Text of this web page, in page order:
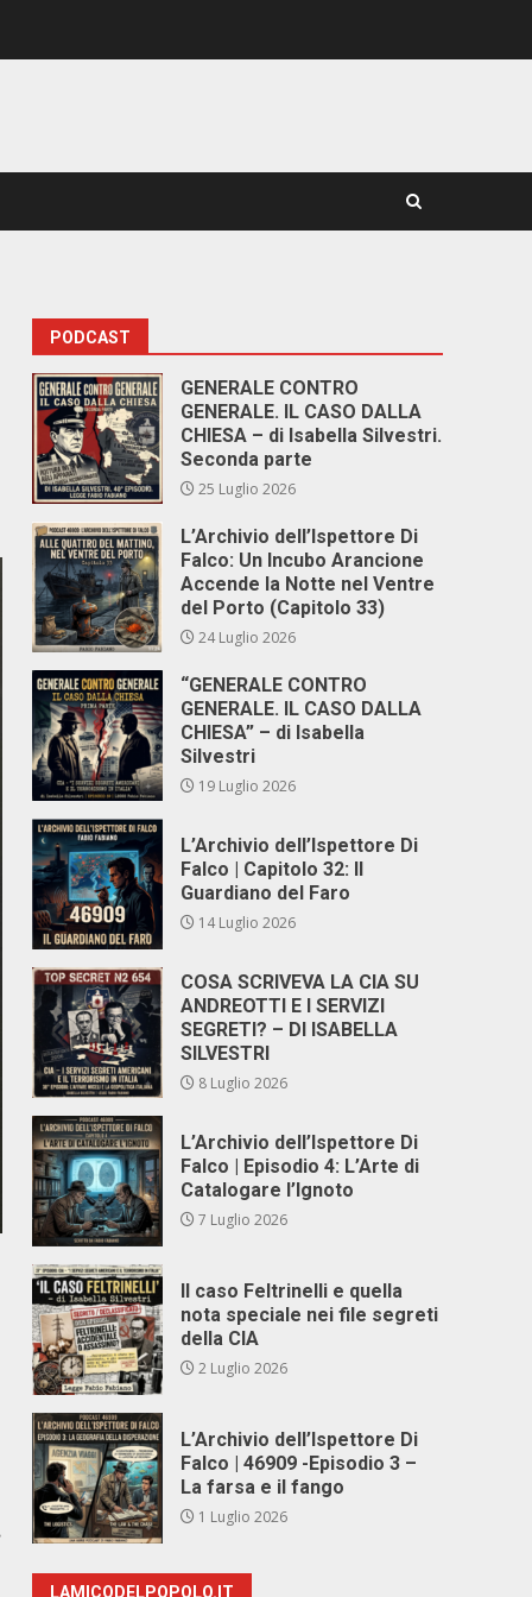
PODCAST
GENERALE CONTRO
GENERALE. IL CASO DALLA
CHIESA – di Isabella Silvestri.
Seconda parte
25 Luglio 2026
L’Archivio dell’Ispettore Di
Falco: Un Incubo Arancione
Accende la Notte nel Ventre
del Porto (Capitolo 33)
24 Luglio 2026
“GENERALE CONTRO
GENERALE. IL CASO DALLA
CHIESA” – di Isabella
Silvestri
19 Luglio 2026
L’Archivio dell’Ispettore Di
Falco | Capitolo 32: Il
Guardiano del Faro
14 Luglio 2026
COSA SCRIVEVA LA CIA SU
ANDREOTTI E I SERVIZI
SEGRETI? – DI ISABELLA
SILVESTRI
8 Luglio 2026
L’Archivio dell’Ispettore Di
Falco | Episodio 4: L’Arte di
Catalogare l’Ignoto
7 Luglio 2026
Il caso Feltrinelli e quella
nota speciale nei file segreti
della CIA
2 Luglio 2026
L’Archivio dell’Ispettore Di
Falco | 46909 -Episodio 3 –
La farsa e il fango
1 Luglio 2026
LAMICODELPOPOLO.IT